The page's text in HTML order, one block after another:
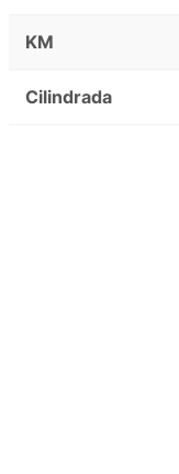
KM
Cilindrada